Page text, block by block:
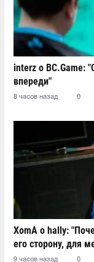
interz о BC.Game:
впереди"
8 часов назад 0
XomA о hally:
его сторону, для
9 часов назад 0